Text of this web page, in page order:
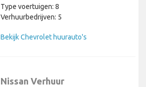
Type voertuigen: 8
Verhuurbedrijven: 5
Bekijk Chevrolet huurauto's
Nissan Verhuur